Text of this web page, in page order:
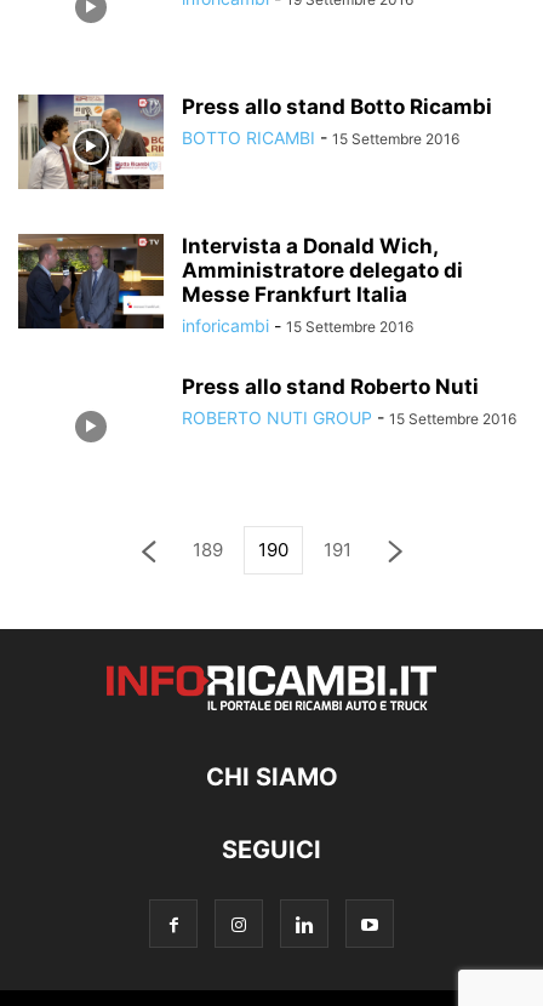
Press allo stand Botto Ricambi
BOTTO RICAMBI - 15 Settembre 2016
Intervista a Donald Wich,
Amministratore delegato di
Messe Frankfurt Italia
inforicambi - 15 Settembre 2016
Press allo stand Roberto Nuti
ROBERTO NUTI GROUP - 15 Settembre 2016
189 190 191
CHI SIAMO
SEGUICI